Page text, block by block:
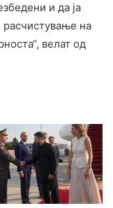
и да ја
расчистување на
велат од